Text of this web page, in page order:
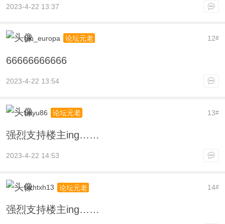
2023-4-22 13:37
12#
gin_europa 论坛元老
66666666666
2023-4-22 13:54
13#
boyu86 论坛元老
强烈支持楼主ing……
2023-4-22 14:53
14#
lxzhtxh13 论坛元老
强烈支持楼主ing……